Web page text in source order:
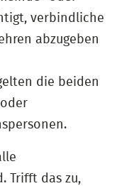
verbindliche
abzugeben
die beiden
Trifft das zu,